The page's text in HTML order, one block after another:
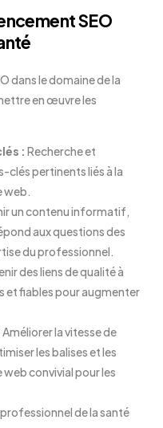
SEO
dans le domaine de la
en œuvre les
: Recherche et
clés pertinents liés à la
web.
un contenu informatif,
aux questions des
du professionnel.
des liens de qualité à
et fiables pour augmenter
Améliorer la vitesse de
les balises et les
convivial pour les
professionnel de la santé